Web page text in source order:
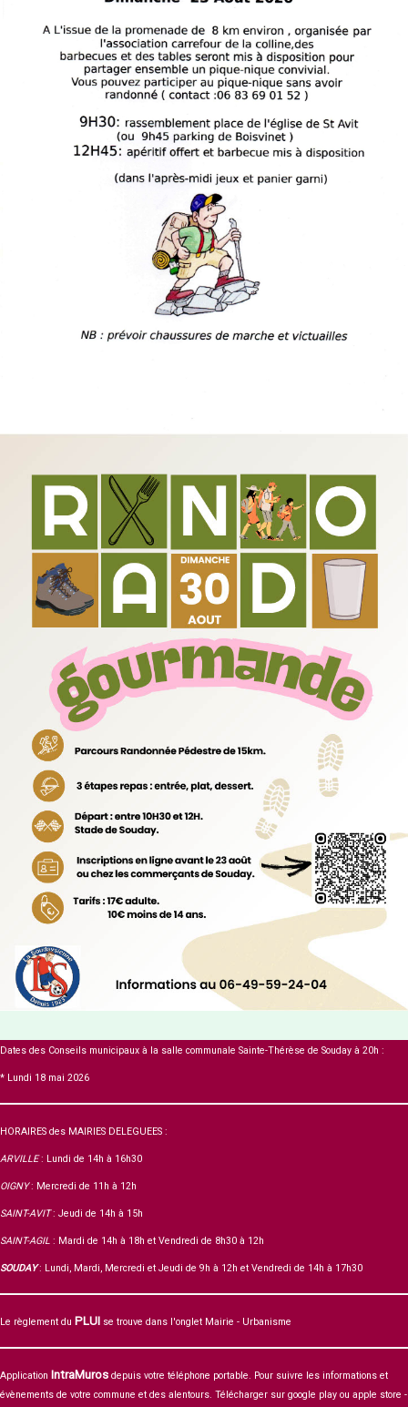
Dates des Conseils municipaux à la salle communale Sainte-Thérèse de Souday à 20h :
* Lundi 18 mai 2026
HORAIRES des MAIRIES DELEGUEES :
ARVILLE: Lundi de 14h à 16h30
OIGNY: Mercredi de 11h à 12h
SAINT-AVIT: Jeudi de 14h à 15h
SAINT-AGIL : Mardi de 14h à 18h et Vendredi de 8h30 à 12h
SOUDAY: Lundi, Mardi, Mercredi et Jeudi de 9h à 12h et Vendredi de 14h à 17h30
Le règlement du PLUI se trouve dans l'onglet Mairie - Urbanisme
Application IntraMuros depuis votre téléphone portable. Pour suivre les informations et
évènements de votre commune et des alentours. Télécharger sur google play ou apple store -